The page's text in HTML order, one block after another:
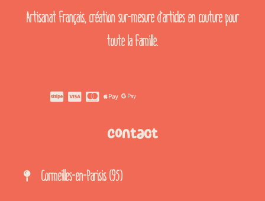
Artisanat français, création sur-mesure d’articles en couture pour
toute la famille.
Contact
Cormeilles-en-Parisis (95)